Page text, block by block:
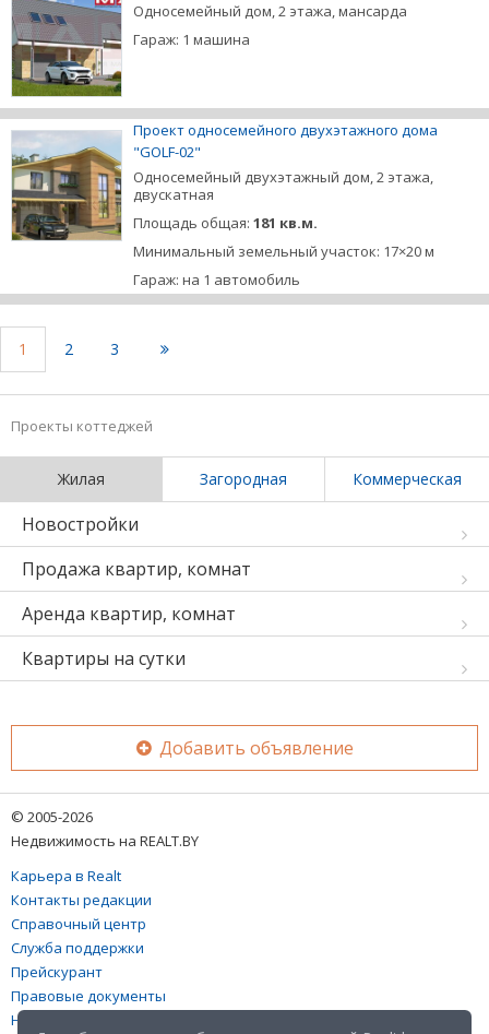
Односемейный дом, 2 этажа, мансарда
Гараж: 1 машина
Проект односемейного двухэтажного дома
"GOLF-02"
Односемейный двухэтажный дом, 2 этажа,
двускатная
Площадь общая: 181 кв.м.
Минимальный земельный участок: 17×20 м
Гараж: на 1 автомобиль
1 2 3
Проекты коттеджей
Жилая Загородная Коммерческая
Новостройки
Продажа квартир, комнат
Аренда квартир, комнат
Квартиры на сутки
Добавить объявление
© 2005-2026
Недвижимость на REALT.BY
Карьера в Realt
Контакты редакции
Справочный центр
Служба поддержки
Прейскурант
Правовые документы
Настройка файлов cookies